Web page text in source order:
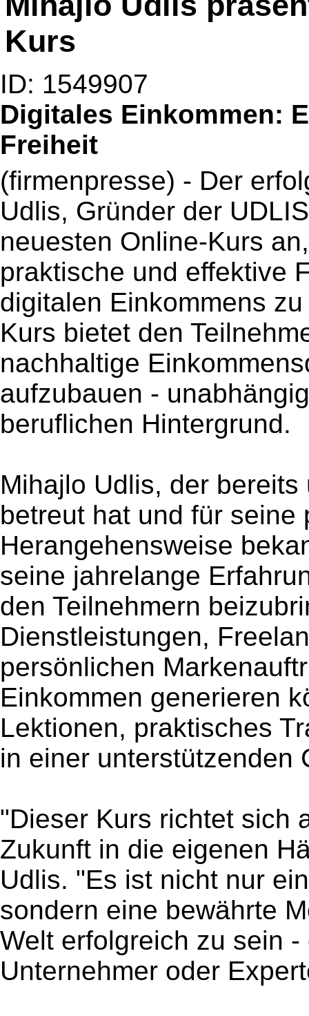
Kurs
ID: 1549907
Digitales Einkommen:
Freiheit
(firmenpresse) - Der
Udlis, Gründer der
neuesten Online-Kurs
praktische und effektive
digitalen Einkommens
Kurs bietet den
nachhaltige
aufzubauen -
beruflichen Hintergrund.
Mihajlo Udlis, der
betreut hat und für seine
Herangehensweise
seine jahrelange
den Teilnehmern
Dienstleistungen,
persönlichen
Einkommen generieren
Lektionen, praktisches
in einer unterstützenden
"Dieser Kurs richtet sich
Zukunft in die eigenen
Udlis. "Es ist nicht nur
sondern eine bewährte
Welt erfolgreich zu sein
Unternehmer oder